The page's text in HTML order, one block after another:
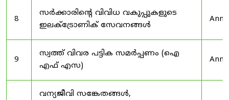
8
സർക്കാരിന്റെ വിവിധ വകുപ്പുകളുടെ
ഇലക്ട്രോണിക് സേവനങ്ങൾ
9
സ്വത്ത് വിവര പട്ടിക സമർപ്പണം (ഐ
എഫ് എസ)
വന്യജീവി സങ്കേതങ്ങൾ,